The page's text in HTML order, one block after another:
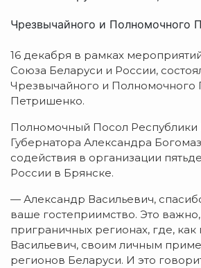
Чрезвычайного и Полномочного
16 декабря в рамках
Союза Беларуси и России,
Чрезвычайного и Полномочного
Петришенко.
Полномочный Посол
Губернатора Александра
содействия в организации
России в Брянске.
— Александр Васильевич,
ваше гостеприимство. Это
приграничных регионах, где, как
Васильевич, своим личным
регионов Беларуси. И это